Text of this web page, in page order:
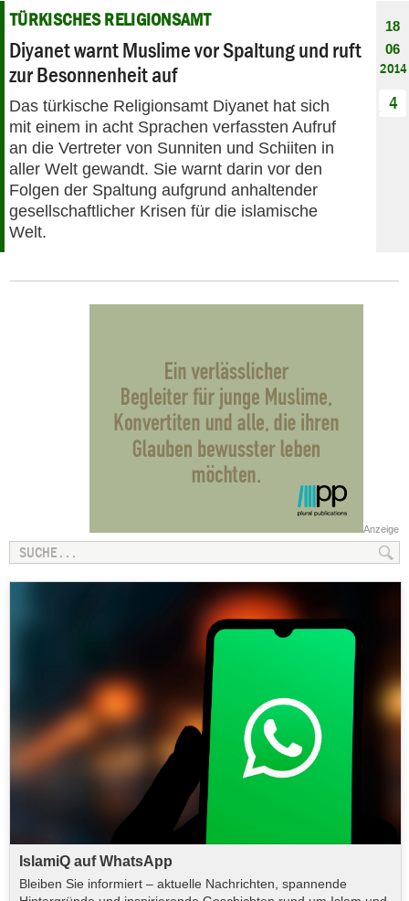
TÜRKISCHES RELIGIONSAMT
Diyanet warnt Muslime vor Spaltung und ruft
zur Besonnenheit auf
Das türkische Religionsamt Diyanet hat sich
mit einem in acht Sprachen verfassten Aufruf
an die Vertreter von Sunniten und Schiiten in
aller Welt gewandt. Sie warnt darin vor den
Folgen der Spaltung aufgrund anhaltender
gesellschaftlicher Krisen für die islamische
Welt.
18
06
2014
4
Anzeige
IslamiQ auf WhatsApp
Bleiben Sie informiert – aktuelle Nachrichten, spannende